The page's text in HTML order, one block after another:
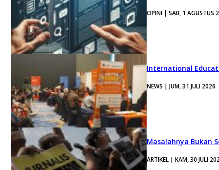
OPINI | SAB, 1 AGUSTUS
International
NEWS | JUM, 31 JULI 2026
Masalahnya Bukan
ARTIKEL | KAM, 30 JULI